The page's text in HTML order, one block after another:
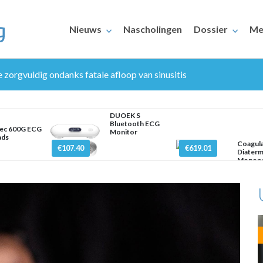
Nieuws Nascholingen Dossier
zorgvuldig ondanks fatale afloop van sinusitis
600G ECG
€107.40
DUOEK S
Bluetooth ECG
Monitor
€619.01